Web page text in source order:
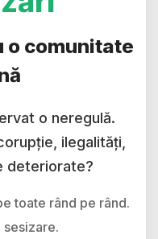
o comunitate
o neregulă.
ilegalități,
deteriorate?
toate rând pe rând.
sesizare.